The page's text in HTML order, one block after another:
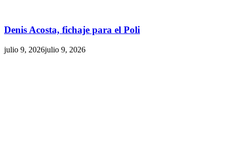
Denis Acosta, fichaje para el Poli
julio 9, 2026julio 9, 2026